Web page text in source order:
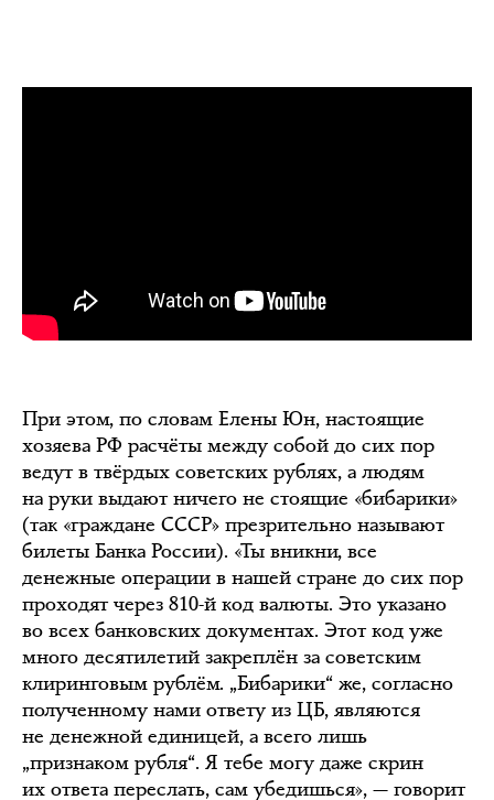
При этом, по словам Елены Юн, настоящие
хозяева РФ расчёты между собой до сих пор
ведут в твёрдых советских рублях, а людям
на руки выдают ничего не стоящие «бибарики»
(так «граждане СССР» презрительно называют
билеты Банка России). «Ты вникни, все
денежные операции в нашей стране до сих пор
проходят через 810-й код валюты. Это указано
во всех банковских документах. Этот код уже
много десятилетий закреплён за советским
клиринговым рублём. „Бибарики“ же, согласно
полученному нами ответу из ЦБ, являются
не денежной единицей, а всего лишь
„признаком рубля“. Я тебе могу даже скрин
их ответа переслать, сам убедишься», — говорит